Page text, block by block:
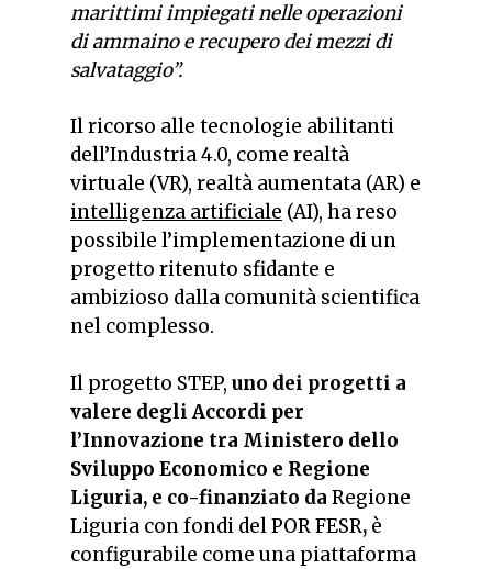
marittimi impiegati nelle operazioni
di ammaino e recupero dei mezzi di
salvataggio”.
Il ricorso alle tecnologie abilitanti
dell’Industria 4.0, come realtà
virtuale (VR), realtà aumentata (AR) e
intelligenza artificiale (AI), ha reso
possibile l’implementazione di un
progetto ritenuto sfidante e
ambizioso dalla comunità scientifica
nel complesso.
Il progetto STEP, uno dei progetti a
valere degli Accordi per
l’Innovazione tra Ministero dello
Sviluppo Economico e Regione
Liguria, e co-finanziato da Regione
Liguria con fondi del POR FESR, è
configurabile come una piattaforma